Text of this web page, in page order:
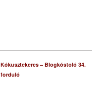
Kókusztekercs – Blogkóstoló 34.
forduló